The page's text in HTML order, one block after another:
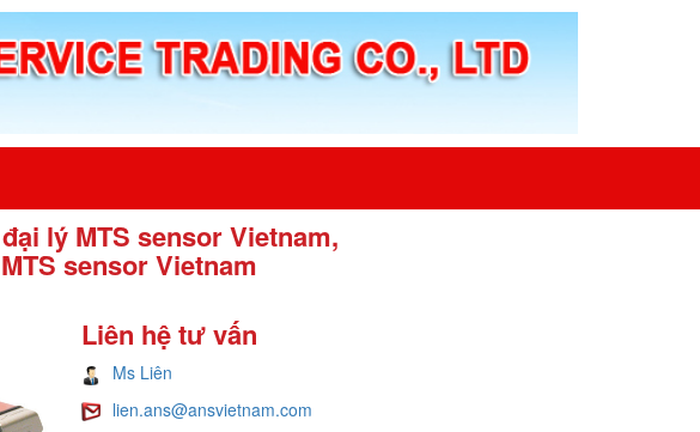
lý MTS sensor Vietnam,
sensor Vietnam
Liên hệ tư vấn
Ms Liên
lien.ans@ansvietnam.com